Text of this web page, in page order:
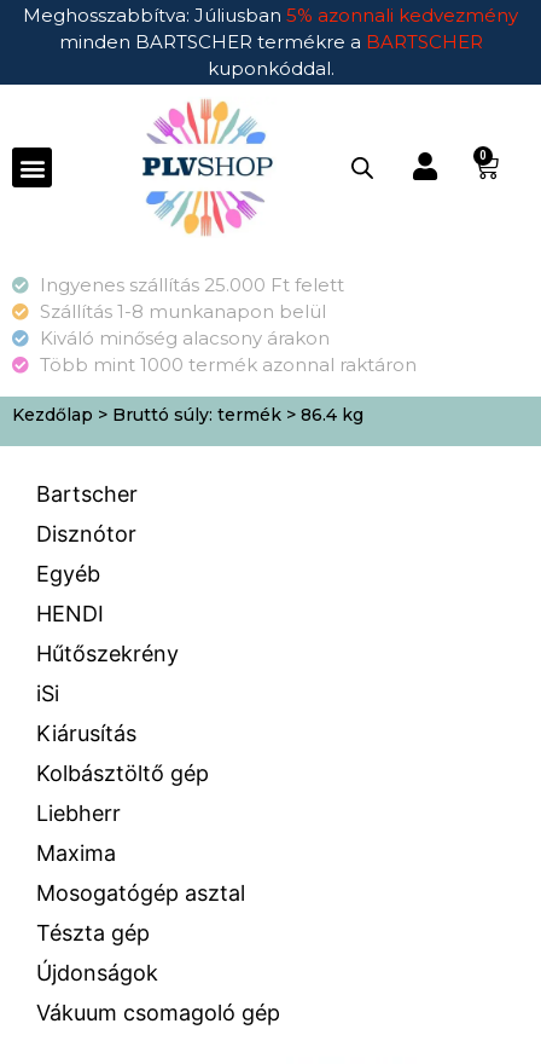
Meghosszabbítva: Júliusban 5% azonnali kedvezmény
minden BARTSCHER termékre a BARTSCHER
kuponkóddal.
0
Ingyenes szállítás 25.000 Ft felett
Szállítás 1-8 munkanapon belül
Kiváló minőség alacsony árakon
Több mint 1000 termék azonnal raktáron
Kezdőlap > Bruttó súly: termék > 86.4 kg
Bartscher
Disznótor
Egyéb
HENDI
Hűtőszekrény
iSi
Kiárusítás
Kolbásztöltő gép
Liebherr
Maxima
Mosogatógép asztal
Tészta gép
Újdonságok
Vákuum csomagoló gép